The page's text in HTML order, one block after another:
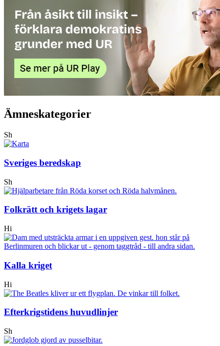
Ämneskategorier
Sh
Sveriges beredskap
Sh
Folkrätt och krigets lagar
Hi
Kalla kriget
Hi
Efterkrigstidens huvudlinjer
Sh